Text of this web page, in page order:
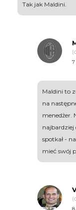
Tak jak Maldini.
7
Maldini to
na
menedżer.
spotkał -
mieć swój